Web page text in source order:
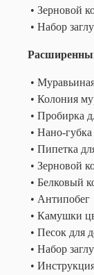
• Зерновой
• Набор
•
• Колония
• Пробирка
• Нано-
• Пипетка
• Зерновой
• Белковый
• Антипобег
• Камушки
• Песок для
• Набор
•